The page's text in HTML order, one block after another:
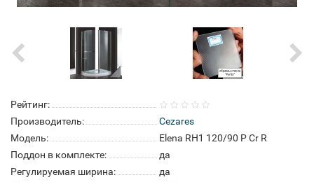
Рейтинг:
Производитель:
Cezares
Модель:
Elena RH1 120/90 P Cr R
Поддон в комплекте:
да
Регулируемая ширина:
да